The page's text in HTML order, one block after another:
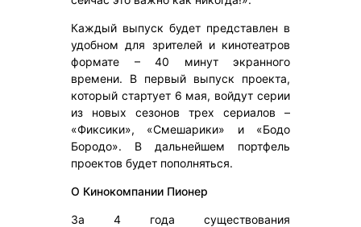
Каждый выпуск будет представлен в
удобном для зрителей и кинотеатров
формате – 40 минут экранного
времени. В первый выпуск проекта,
который стартует 6 мая, войдут серии
из новых сезонов трех сериалов –
«Фиксики», «Смешарики» и «Бодо
Бородо». В дальнейшем портфель
проектов будет пополняться.
О Кинокомпании Пионер
За 4 года существования